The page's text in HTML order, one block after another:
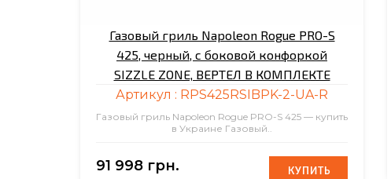
Газовый гриль Napoleon Rogue PRO-S
425, черный, с боковой конфоркой
SIZZLE ZONE, ВЕРТЕЛ В КОМПЛЕКТЕ
Артикул : RPS425RSIBPK-2-UA-R
Газовый гриль Napoleon Rogue PRO-S 425 — купить
в Украине Газовый..
91 998 грн. КУПИТЬ
КУПИТЬ